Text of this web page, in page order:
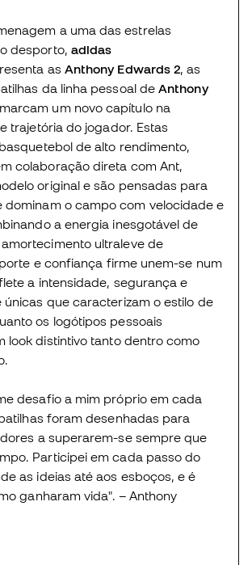
a uma das estrelas
desporto, adidas
as Anthony Edwards 2, as
da linha pessoal deAnthony
um novo capítulo na
trajetória do jogador. Estas
de alto rendimento,
colaboração direta com Ant,
original e são pensadas para
dominam o campo com velocidade e
a energia inesgotável de
amortecimento ultraleve de
e confiança firme unem-se num
a intensidade, segurança e
únicas que caracterizam o estilo de
os logótipos pessoais
look distintivo tanto dentro como
desafio a mim próprio em cada
foram desenhadas para
a superarem-se sempre que
Participei em cada passo do
as ideias até aos esboços, e é
ganharam vida". – Anthony